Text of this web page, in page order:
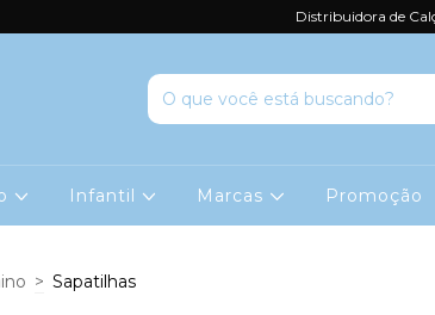
Distribuidora de
Infantil Marcas Promoção
> Sapatilhas